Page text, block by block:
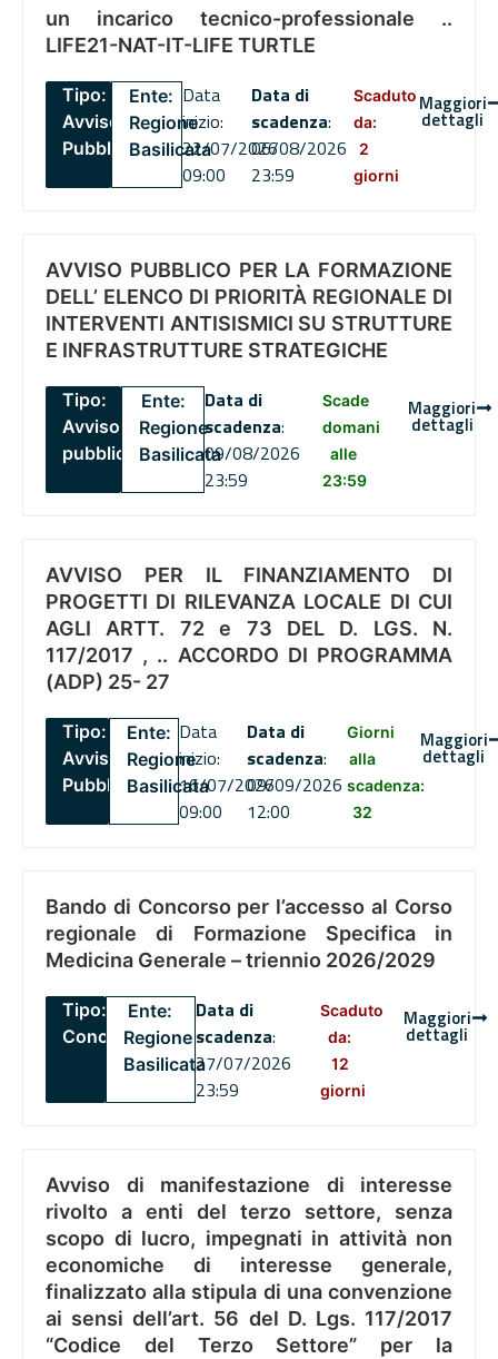
un incarico tecnico-professionale ..
LIFE21-NAT-IT-LIFE TURTLE
Tipo:
Avviso
Pubblico
Ente:
Regione
Basilicata
Data
inizio:
22/07/2026
09:00
Data di
scadenza:
06/08/2026
23:59
Scaduto
da:
2
giorni
Maggiori
dettagli
AVVISO PUBBLICO PER LA FORMAZIONE
DELL’ ELENCO DI PRIORITÀ REGIONALE DI
INTERVENTI ANTISISMICI SU STRUTTURE
E INFRASTRUTTURE STRATEGICHE
Tipo:
Avviso
pubblico
Ente:
Regione
Basilicata
Data di
scadenza:
09/08/2026
23:59
Scade
domani
alle
23:59
Maggiori
dettagli
AVVISO PER IL FINANZIAMENTO DI
PROGETTI DI RILEVANZA LOCALE DI CUI
AGLI ARTT. 72 e 73 DEL D. LGS. N.
117/2017 , .. ACCORDO DI PROGRAMMA
(ADP) 25- 27
Tipo:
Avviso
Pubblico
Ente:
Regione
Basilicata
Data
inizio:
16/07/2026
09:00
Data di
scadenza:
09/09/2026
12:00
Giorni
alla
scadenza:
32
Maggiori
dettagli
Bando di Concorso per l’accesso al Corso
regionale di Formazione Specifica in
Medicina Generale – triennio 2026/2029
Tipo:
Concorsi
Ente:
Regione
Basilicata
Data di
scadenza:
27/07/2026
23:59
Scaduto
da:
12
giorni
Maggiori
dettagli
Avviso di manifestazione di interesse
rivolto a enti del terzo settore, senza
scopo di lucro, impegnati in attività non
economiche di interesse generale,
finalizzato alla stipula di una convenzione
ai sensi dell’art. 56 del D. Lgs. 117/2017
“Codice del Terzo Settore” per la